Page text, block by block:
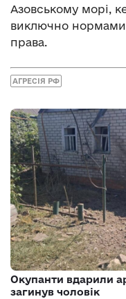
Азовському морі,
виключно
права.
АГРЕСІЯ РФ
Окупанти вдарили
загинув чоловік